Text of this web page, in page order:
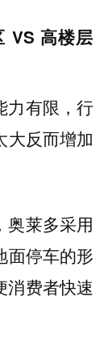
VS 高楼层
力有限，行
大反而增加
奥莱多采用
面停车的形
消费者快速